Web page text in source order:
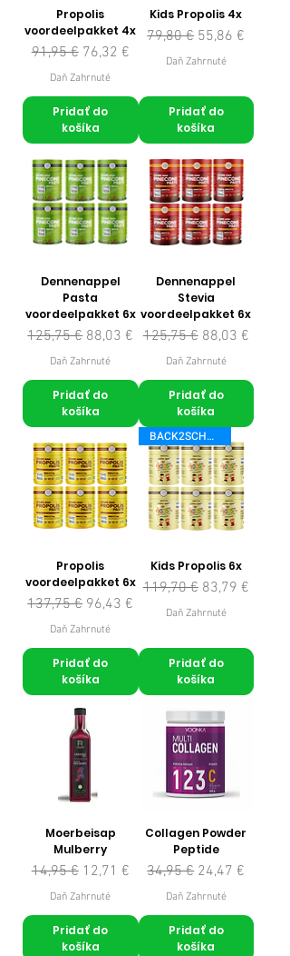
Propolis
voordeelpakket 4x
Normálna cena
91,95 € Zľavnená cena
76,32 €
Daň Zahrnuté
Pridať do
košíka
Kids Propolis 4x
Normálna cena
79,80 € Zľavnená cena
55,86 €
Daň Zahrnuté
Pridať do
košíka
Dennenappel
Pasta
voordeelpakket 6x
Normálna cena
125,75 € Zľavnená cena
88,03 €
Daň Zahrnuté
Pridať do
košíka
Dennenappel
Stevia
voordeelpakket 6x
Normálna cena
125,75 € Zľavnená cena
88,03 €
Daň Zahrnuté
Pridať do
košíka
Propolis
voordeelpakket 6x
Normálna cena
137,75 € Zľavnená cena
96,43 €
Daň Zahrnuté
Pridať do
košíka
BACK2SCHOOL
Kids Propolis 6x
Normálna cena
119,70 € Zľavnená cena
83,79 €
Daň Zahrnuté
Pridať do
košíka
Moerbeisap
Mulberry
Normálna cena
14,95 € Zľavnená cena
12,71 €
Daň Zahrnuté
Pridať do
košíka
Collagen Powder
Peptide
Normálna cena
34,95 € Zľavnená cena
24,47 €
Daň Zahrnuté
Pridať do
košíka